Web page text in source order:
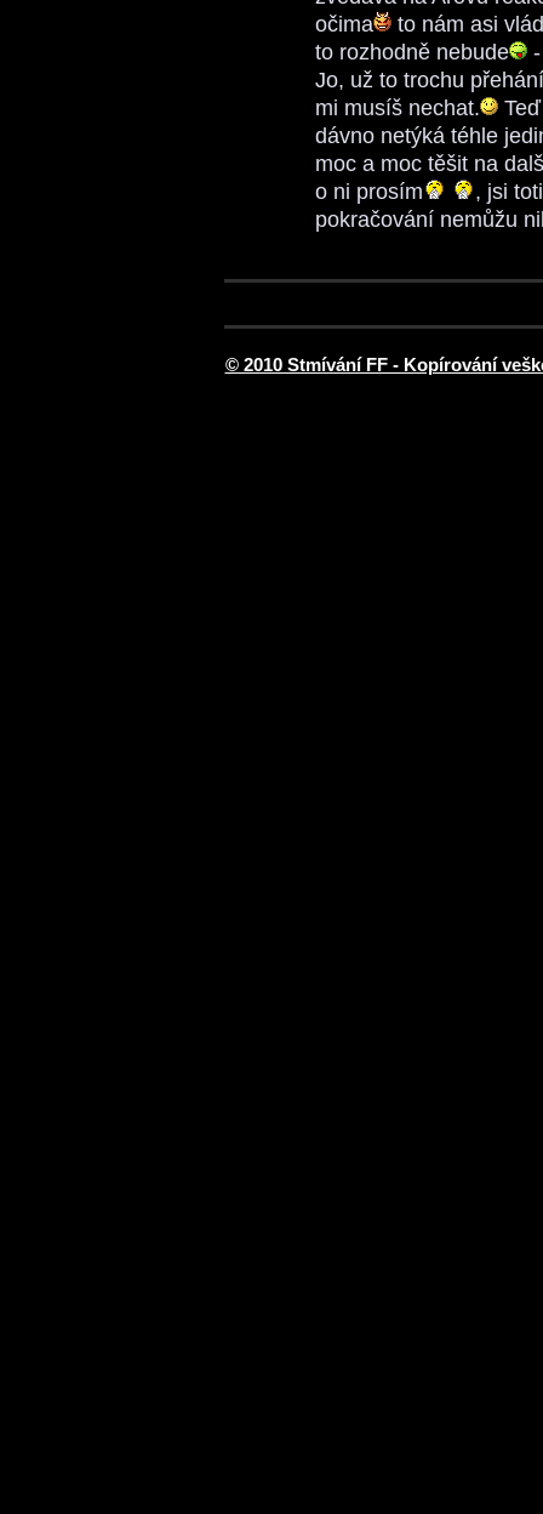
očima
to nám asi
to rozhodně nebude
Jo, už to trochu
mi musíš nechat.
dávno netýká téhle
moc a moc těšit na
o ni prosím
, jsi
pokračování nemůžu
© 2010 Stmívání FF - Kopírování